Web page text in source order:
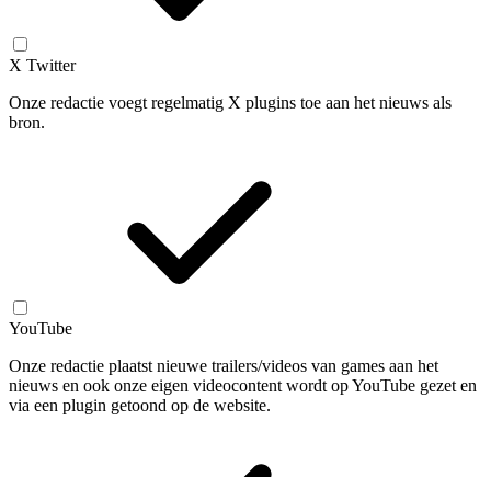
X Twitter
Onze redactie voegt regelmatig X plugins toe aan het nieuws als
bron.
YouTube
Onze redactie plaatst nieuwe trailers/videos van games aan het
nieuws en ook onze eigen videocontent wordt op YouTube gezet en
via een plugin getoond op de website.